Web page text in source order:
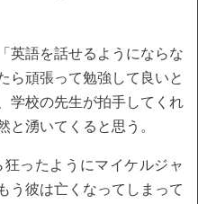
英語を話せるようにならな
ら頑張って勉強して良いと
学校の先生が拍手してくれ
と湧いてくると思う。
ったようにマイケルジャ
う彼は亡くなってしまって